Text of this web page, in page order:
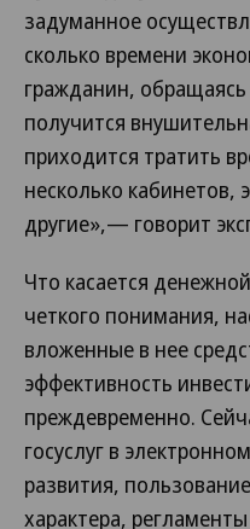
задуманное
сколько времени
гражданин,
получится
приходится тратить
несколько кабинетов,
другие»,— говорит
Что касается
четкого понимания,
вложенные в нее
эффективность
преждевременно.
госуслуг в
развития,
характера,